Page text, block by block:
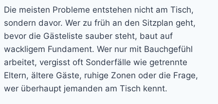
Die meisten Probleme entstehen nicht am Tisch,
sondern davor. Wer zu früh an den Sitzplan geht,
bevor die Gästeliste sauber steht, baut auf
wackligem Fundament. Wer nur mit Bauchgefühl
arbeitet, vergisst oft Sonderfälle wie getrennte
Eltern, ältere Gäste, ruhige Zonen oder die Frage,
wer überhaupt jemanden am Tisch kennt.